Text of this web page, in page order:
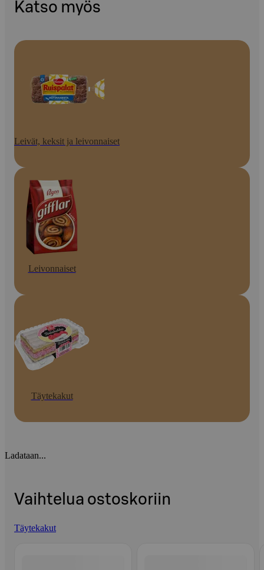
Katso myös
Leivät, keksit ja leivonnaiset
Leivonnaiset
Täytekakut
Ladataan...
Vaihtelua ostoskoriin
Täytekakut